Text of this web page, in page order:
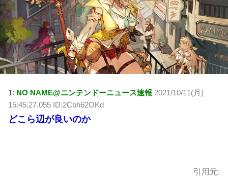
1: NO NAME@ニンテンドーニュース速報 2021/10/11(月)
15:45:27.055 ID:2Cbh62OKd
どこら辺が良いのか
引用元: